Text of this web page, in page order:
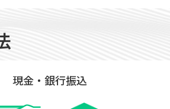
現金・銀行振込